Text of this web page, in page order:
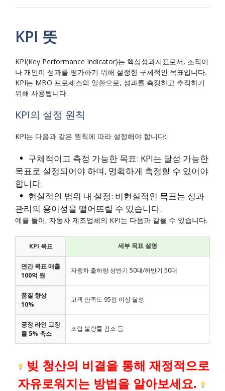
KPI 뜻
KPI(Key Performance Indicator)는 핵심성과지표로서, 조직이
나 개인이 성과를 평가하기 위해 설정한 구체적인 목표입니다.
KPI는 MBO 프로세스의 일환으로, 성과를 측정하고 추적하기
위해 사용됩니다.
KPI의 설정 원칙
KPI는 다음과 같은 원칙에 따라 설정해야 합니다:
구체적이고 측정 가능한 목표: KPI는 달성 가능한
목표로 설정되어야 하며, 명확하게 측정할 수 있어야
합니다.
현실적인 범위 내 설정: 비현실적인 목표는 성과
관리의 용이성을 떨어뜨릴 수 있습니다.
예를 들어, 자동차 제조업체의 KPI는 다음과 같을 수 있습니다.
KPI 목표 세부 목표 설명
연간 목표 매출
100억 원
자동차 출하량 상반기 50대/하반기 50대
품질 향상
10%
고객 만족도 95점 이상 달성
공장 라인 고장
률 5% 축소
조립 불량률 감소 등
빚 청산의 비결을 통해 재정적으로
자유로워지는 방법을 알아보세요.